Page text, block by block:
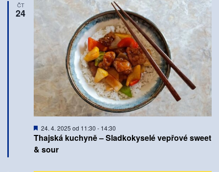
ČT
24
Thajská kuchyně – Sladkokyselé vepřové sweet
& sour
Doporučené
24. 4. 2025 od 11:30 - 14:30